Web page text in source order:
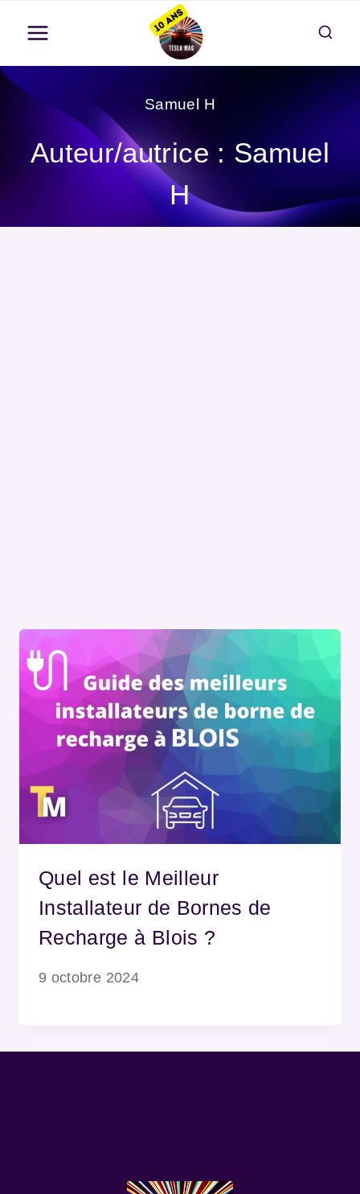
contenu
Samuel H
Auteur/autrice : Samuel
H
Quel est le Meilleur
Installateur de Bornes de
Recharge à Blois ?
9 octobre 2024